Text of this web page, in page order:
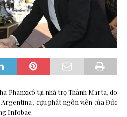
Phanxicô tại nhà trọ Thánh Marta, do
, cựu phát ngôn viên của Đức
Infobae.